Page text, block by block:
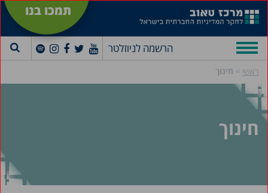
תמכו בנו
הרשמה לניוזלטר
ראשי » חינוך
חינוך